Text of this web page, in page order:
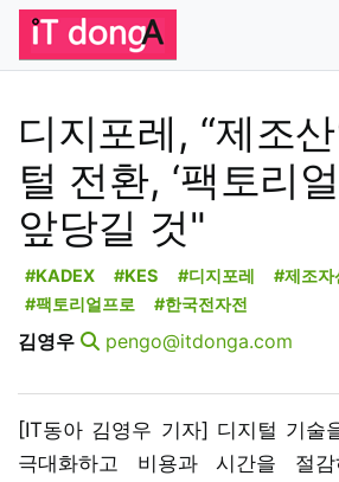
디지포레, “제조
털 전환, ‘팩토리
앞당길 것"
#KADEX #KES #디지포레 #제조자
#팩토리얼프로
#한국전자전
김영우 pengo@itdonga.com
[IT동아 김영우 기자] 디지털 기술
극대화하고 비용과 시간을 절